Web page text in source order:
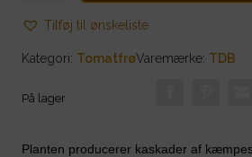
Tilføj til ønskeliste
Kategori: TomatfrøVaremærke: TDB
På lager
Planten producerer kaskader af